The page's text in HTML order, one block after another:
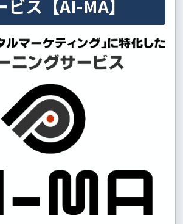
ビス【AI-MA】